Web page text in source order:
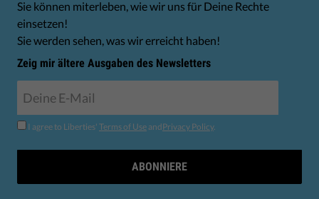
Sie können miterleben, wie wir uns für Deine Rechte
einsetzen!
Sie werden sehen, was wir erreicht haben!
Zeig mir ältere Ausgaben des Newsletters
I agree to Liberties' Terms of Use andPrivacy Policy.
ABONNIERE